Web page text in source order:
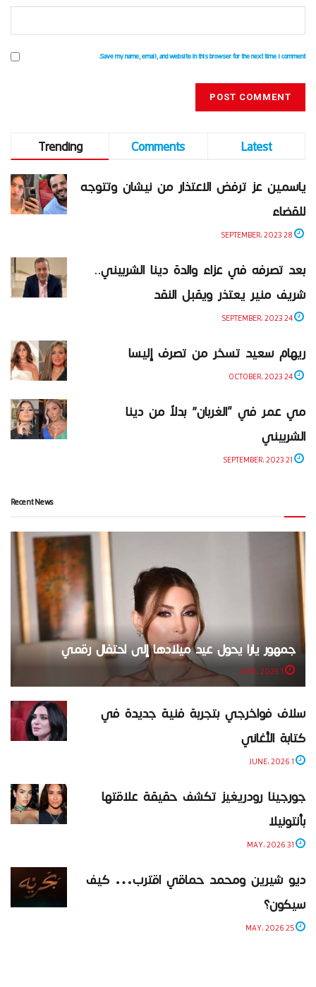
Save my name, email, and website in this browser for the next time I comment.
Trending Comments
Latest
ياسمين عز ترفض الاعتذار من نيشان وتتوجه
للقضاء
بعد تصرفه في عزاء والدة دينا الشربيني..
شريف منير يعتذر ويقبل النقد
ريهام سعيد تسخر من تصرف إليسا
مي عمر في “الغربان” بدلاً من دينا
الشربيني
Recent News
جمهور يارا يحول عيد ميلادها إلى احتفال رقمي
سلاف فواخرجي بتجربة فنية جديدة في
كتابة الأغاني
جورجينا رودريغيز تكشف حقيقة علاقتها
بأنتونيلا
ديو شيرين ومحمد حماقي اقترب… كيف
سيكون؟